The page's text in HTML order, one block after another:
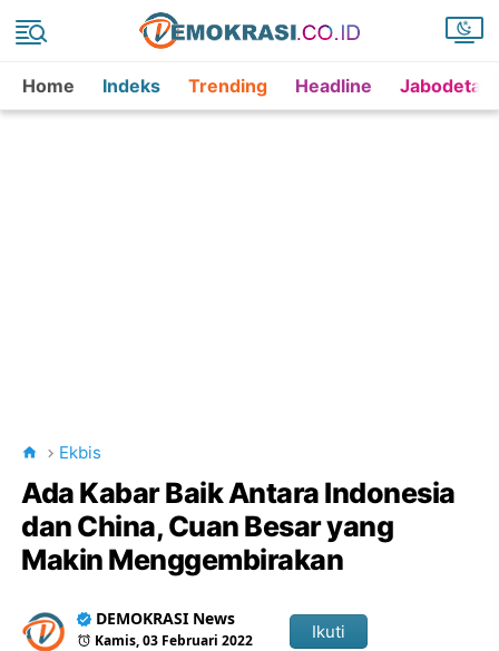
Home Indeks Trending Headline
Ekbis
Ada Kabar Baik Antara Indonesia
dan China, Cuan Besar yang
Makin Menggembirakan
DEMOKRASI News
Kamis, 03 Februari 2022 Ikuti